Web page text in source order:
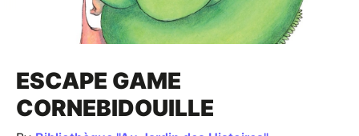
ESCAPE GAME
CORNEBIDOUILLE